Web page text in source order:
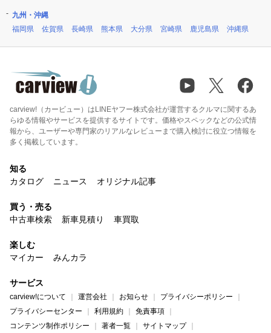
九州・沖縄
福岡県
佐賀県 長崎県 熊本県 大分県 宮崎県 鹿児島県 沖縄県
carview!（カービュー）はLINEヤフー株式会社が運営するクルマに関するあ
らゆる情報やサービスを提供するサイトです。価格やスペックなどの公式情
報から、ユーザーや専門家のリアルなレビューまで購入検討に役立つ情報を
多く掲載しています。
知る
カタログ
ニュース オリジナル記事
買う・売る
中古車検索
新車見積り 車買取
楽しむ
マイカー
みんカラ
サービス
carview!について 運営会社 お知らせ
プライバシーポリシー
プライバシーセンター
利用規約
免責事項
コンテンツ制作ポリシー
著者一覧 サイトマップ